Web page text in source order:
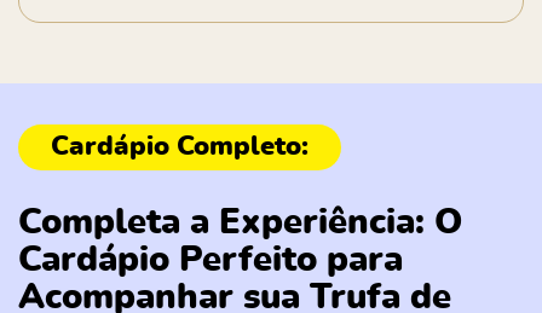
Completa a Experiência: O
Cardápio Perfeito para
Acompanhar sua Trufa de